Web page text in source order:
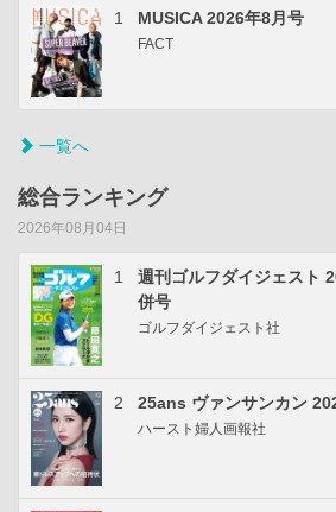
1 MUSICA 2026年8月号
FACT
一覧へ
総合ランキング
2026年08月04日
1
週刊ゴルフダイジェスト
併号
ゴルフダイジェスト社
2 25ans ヴァンサンカン
ハースト婦人画報社